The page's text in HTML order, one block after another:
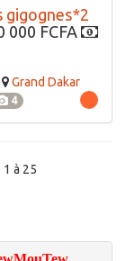
gigognes*2
000 FCFA
Grand Dakar
4
à 25